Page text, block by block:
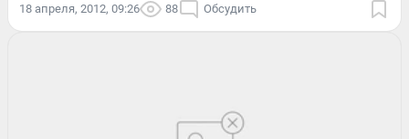
18 апреля, 2012, 09:26 88 Обсудить